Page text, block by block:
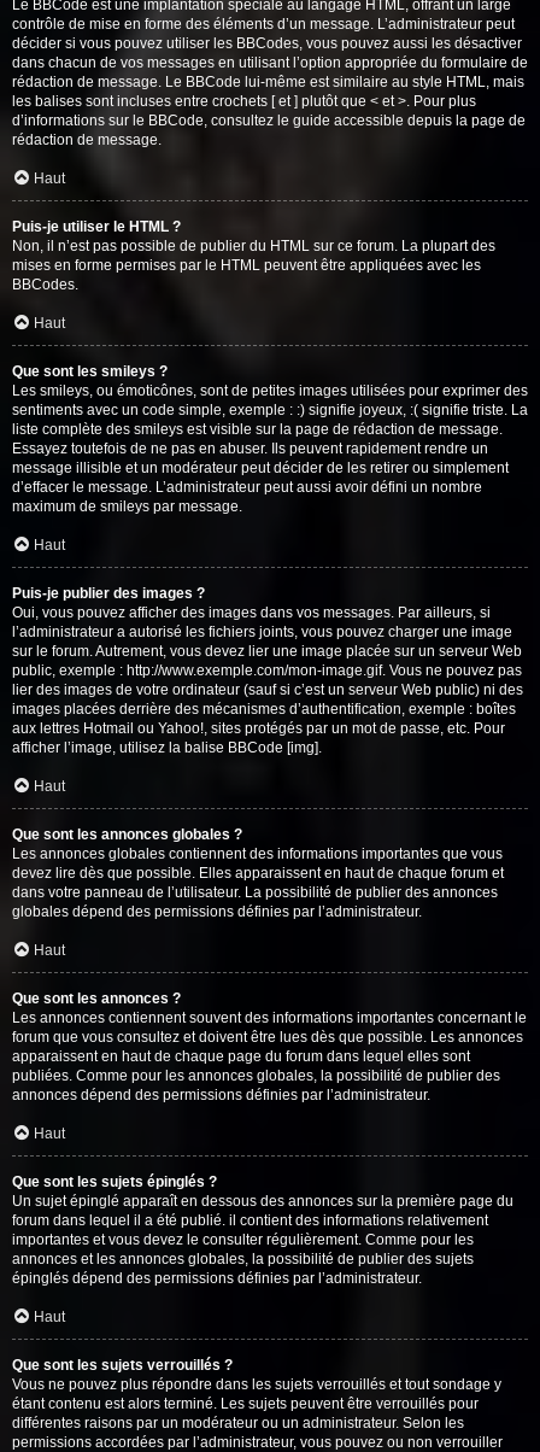
Le BBCode est une implantation spéciale au langage HTML, offrant un large
contrôle de mise en forme des éléments d’un message. L’administrateur peut
décider si vous pouvez utiliser les BBCodes, vous pouvez aussi les désactiver
dans chacun de vos messages en utilisant l’option appropriée du formulaire de
rédaction de message. Le BBCode lui-même est similaire au style HTML, mais
les balises sont incluses entre crochets [ et ] plutôt que < et >. Pour plus
d’informations sur le BBCode, consultez le guide accessible depuis la page de
rédaction de message.
Haut
Puis-je utiliser le HTML ?
Non, il n’est pas possible de publier du HTML sur ce forum. La plupart des
mises en forme permises par le HTML peuvent être appliquées avec les
BBCodes.
Haut
Que sont les smileys ?
Les smileys, ou émoticônes, sont de petites images utilisées pour exprimer des
sentiments avec un code simple, exemple : :) signifie joyeux, :( signifie triste. La
liste complète des smileys est visible sur la page de rédaction de message.
Essayez toutefois de ne pas en abuser. Ils peuvent rapidement rendre un
message illisible et un modérateur peut décider de les retirer ou simplement
d’effacer le message. L’administrateur peut aussi avoir défini un nombre
maximum de smileys par message.
Haut
Puis-je publier des images ?
Oui, vous pouvez afficher des images dans vos messages. Par ailleurs, si
l’administrateur a autorisé les fichiers joints, vous pouvez charger une image
sur le forum. Autrement, vous devez lier une image placée sur un serveur Web
public, exemple : http://www.exemple.com/mon-image.gif. Vous ne pouvez pas
lier des images de votre ordinateur (sauf si c’est un serveur Web public) ni des
images placées derrière des mécanismes d’authentification, exemple : boîtes
aux lettres Hotmail ou Yahoo!, sites protégés par un mot de passe, etc. Pour
afficher l’image, utilisez la balise BBCode [img].
Haut
Que sont les annonces globales ?
Les annonces globales contiennent des informations importantes que vous
devez lire dès que possible. Elles apparaissent en haut de chaque forum et
dans votre panneau de l’utilisateur. La possibilité de publier des annonces
globales dépend des permissions définies par l’administrateur.
Haut
Que sont les annonces ?
Les annonces contiennent souvent des informations importantes concernant le
forum que vous consultez et doivent être lues dès que possible. Les annonces
apparaissent en haut de chaque page du forum dans lequel elles sont
publiées. Comme pour les annonces globales, la possibilité de publier des
annonces dépend des permissions définies par l’administrateur.
Haut
Que sont les sujets épinglés ?
Un sujet épinglé apparaît en dessous des annonces sur la première page du
forum dans lequel il a été publié. il contient des informations relativement
importantes et vous devez le consulter régulièrement. Comme pour les
annonces et les annonces globales, la possibilité de publier des sujets
épinglés dépend des permissions définies par l’administrateur.
Haut
Que sont les sujets verrouillés ?
Vous ne pouvez plus répondre dans les sujets verrouillés et tout sondage y
étant contenu est alors terminé. Les sujets peuvent être verrouillés pour
différentes raisons par un modérateur ou un administrateur. Selon les
permissions accordées par l’administrateur, vous pouvez ou non verrouiller